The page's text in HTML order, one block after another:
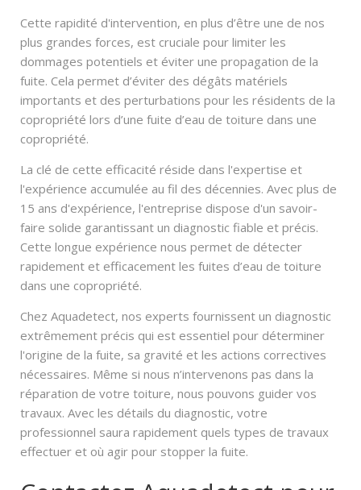
Cette rapidité d'intervention, en plus d’être une de nos
plus grandes forces, est cruciale pour limiter les
dommages potentiels et éviter une propagation de la
fuite. Cela permet d’éviter des dégâts matériels
importants et des perturbations pour les résidents de la
copropriété lors d’une fuite d’eau de toiture dans une
copropriété.
La clé de cette efficacité réside dans l'expertise et
l'expérience accumulée au fil des décennies. Avec plus de
15 ans d'expérience, l'entreprise dispose d'un savoir-
faire solide garantissant un diagnostic fiable et précis.
Cette longue expérience nous permet de détecter
rapidement et efficacement les fuites d’eau de toiture
dans une copropriété.
Chez Aquadetect, nos experts fournissent un diagnostic
extrêmement précis qui est essentiel pour déterminer
l'origine de la fuite, sa gravité et les actions correctives
nécessaires. Même si nous n’intervenons pas dans la
réparation de votre toiture, nous pouvons guider vos
travaux. Avec les détails du diagnostic, votre
professionnel saura rapidement quels types de travaux
effectuer et où agir pour stopper la fuite.